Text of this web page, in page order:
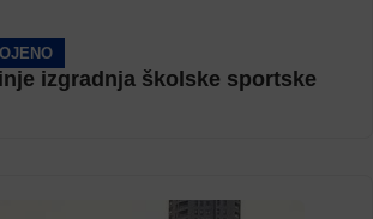
izgradnja školske sportske